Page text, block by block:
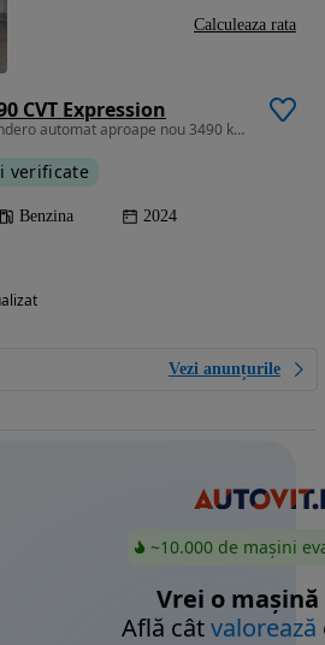
CVT Expression
999 cm3 • 90 CP • Dacia Sandero automat aproape nou 3490 km reali 2024
verificate
Benzina 2024
Vezi anunțurile
Calculeaza rata
~10.000 de mașini
Vrei o mașină
Află câtvalorează